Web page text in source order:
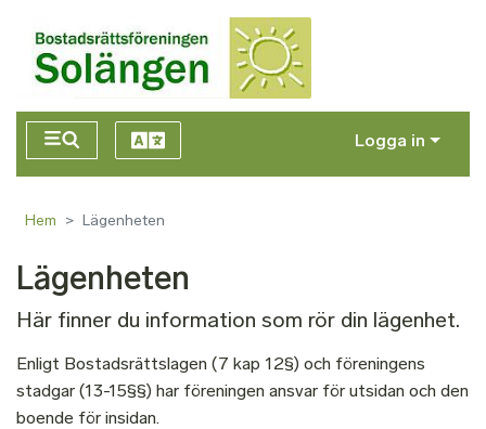
Logga in
Hem Lägenheten
Lägenheten
Här finner du information som rör din lägenhet.
Enligt Bostadsrättslagen (7 kap 12§) och föreningens
stadgar (13-15§§) har föreningen ansvar för utsidan och den
boende för insidan.